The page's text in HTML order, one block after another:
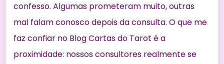
confesso. Algumas prometeram muito, outras
mal falam conosco depois da consulta. O que me
faz confiar no Blog Cartas do Tarot é a
proximidade: nossos consultores realmente se